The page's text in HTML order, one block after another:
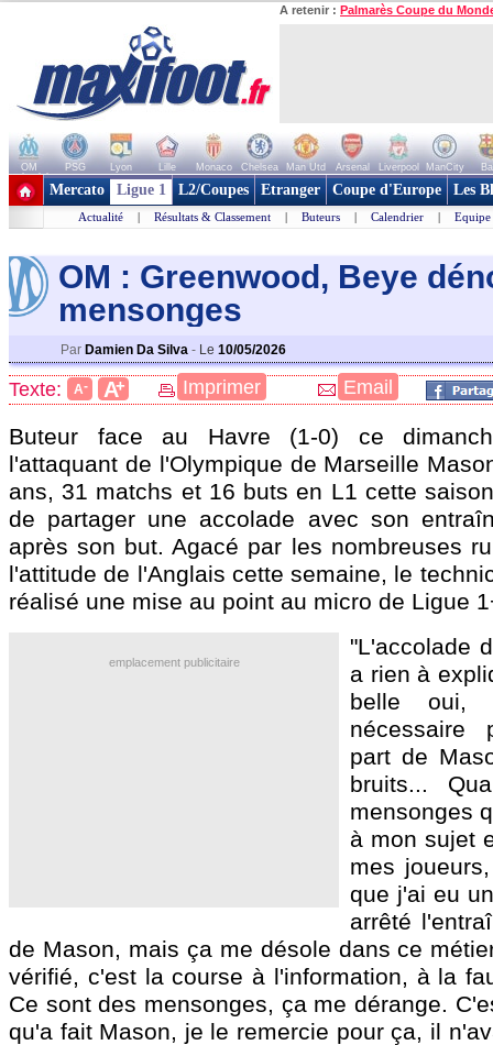
A retenir : Palmarès Coupe du
OM PSG Lyon Lille Monaco Chelsea Man Utd Arsenal Liverpool ManCity
+ de clubs
Mercato Ligue 1 L2/Coupes Etranger Coupe d'Europe Les
Actualité | Résultats & Classement | Buteurs | Calendrier | Equipe
OM : Greenwood, Beye
mensonges
Par Damien Da Silva - Le 10/05/2026
Texte: A- A+ Imprimer Email
Buteur face au Havre (1-0) ce
l'attaquant de l'Olympique de Marseille
ans, 31 matchs et 16 buts en L1 cette
de partager une accolade avec son
après son but. Agacé par les nombreuses
l'attitude de l'Anglais cette semaine, le
réalisé une mise au point au micro de Ligue
emplacement publicitaire
"L'accolade
a rien à
belle oui,
nécessaire
part de
bruits...
mensonges
à mon sujet
mes
que j'ai eu
arrêté
de Mason, mais ça me désole dans ce
vérifié, c'est la course à l'information, à la
Ce sont des mensonges, ça me dérange.
qu'a fait Mason, je le remercie pour ça, il